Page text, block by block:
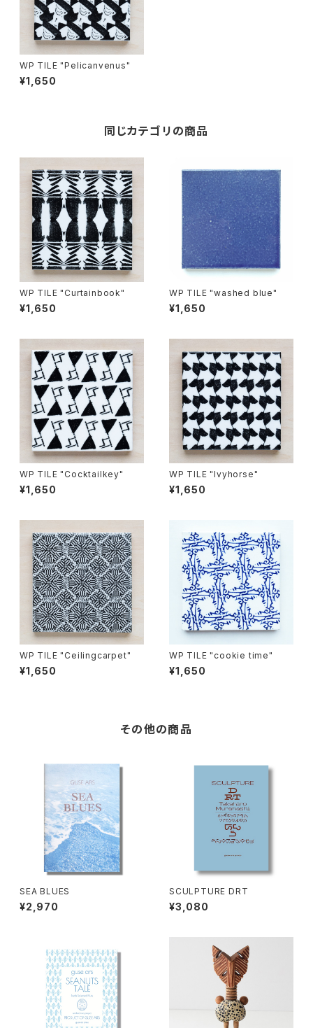
WP TILE "Pelicanvenus"
¥1,650
同じカテゴリの商品
WP TILE "Curtainbook"
¥1,650
WP TILE "washed blue"
¥1,650
WP TILE "Cocktailkey"
¥1,650
WP TILE "Ivyhorse"
¥1,650
WP TILE "Ceilingcarpet"
¥1,650
WP TILE "cookie time"
¥1,650
その他の商品
SEA BLUES
¥2,970
SCULPTURE DRT
¥3,080